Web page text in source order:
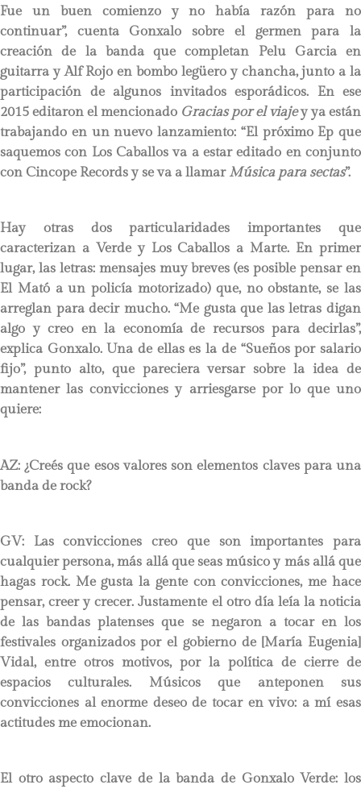
Fue un buen comienzo y no había razón para no
continuar”, cuenta Gonxalo sobre el germen para la
creación de la banda que completan Pelu Garcia en
guitarra y Alf Rojo en bombo legüero y chancha, junto a la
participación de algunos invitados esporádicos. En ese
2015 editaron el mencionado Gracias por el viajey ya están
trabajando en un nuevo lanzamiento: “El próximo Ep que
saquemos con Los Caballos va a estar editado en conjunto
con Cincope Records y se va a llamar Música para sectas”.
Hay otras dos particularidades importantes que
caracterizan a Verde y Los Caballos a Marte. En primer
lugar, las letras: mensajes muy breves (es posible pensar en
El Mató a un policía motorizado) que, no obstante, se las
arreglan para decir mucho. “Me gusta que las letras digan
algo y creo en la economía de recursos para decirlas”,
explica Gonxalo. Una de ellas es la de “Sueños por salario
fijo”, punto alto, que pareciera versar sobre la idea de
mantener las convicciones y arriesgarse por lo que uno
quiere:
AZ: ¿Creés que esos valores son elementos claves para una
banda de rock?
GV: Las convicciones creo que son importantes para
cualquier persona, más allá que seas músico y más allá que
hagas rock. Me gusta la gente con convicciones, me hace
pensar, creer y crecer. Justamente el otro día leía la noticia
de las bandas platenses que se negaron a tocar en los
festivales organizados por el gobierno de [María Eugenia]
Vidal, entre otros motivos, por la política de cierre de
espacios culturales. Músicos que anteponen sus
convicciones al enorme deseo de tocar en vivo: a mí esas
actitudes me emocionan.
El otro aspecto clave de la banda de Gonxalo Verde: los